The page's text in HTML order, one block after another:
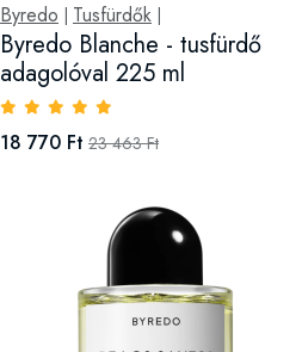
Byredo Tusfürdők|
Byredo Blanche - tusfürdő
adagolóval 225 ml
18 770 Ft 23 463 Ft